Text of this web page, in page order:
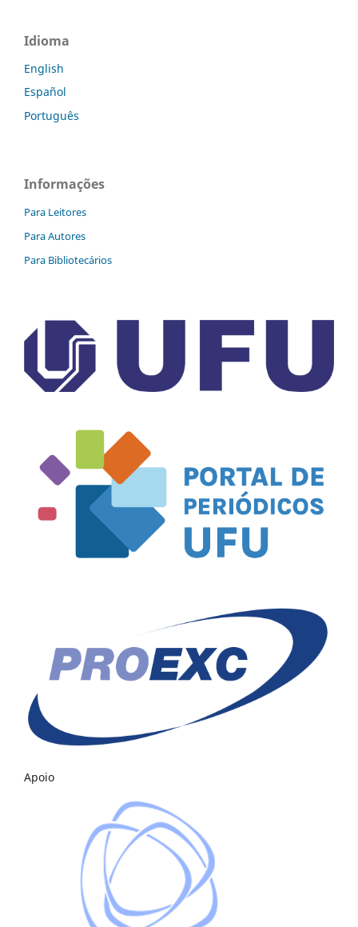
Idioma
English
Español
Português
Informações
Para Leitores
Para Autores
Para Bibliotecários
Apoio